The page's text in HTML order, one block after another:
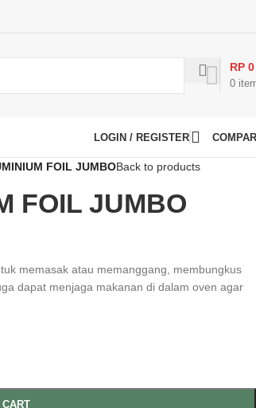
0
RP 0
LOGIN / REGISTER
FOIL JUMBOBack to products
FOIL JUMBO
memasak atau memanggang, membungkus
dapat menjaga makanan di dalam oven agar